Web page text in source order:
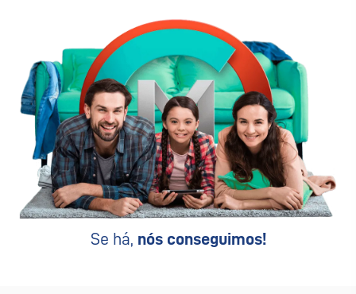
Se há, nós conseguimos!